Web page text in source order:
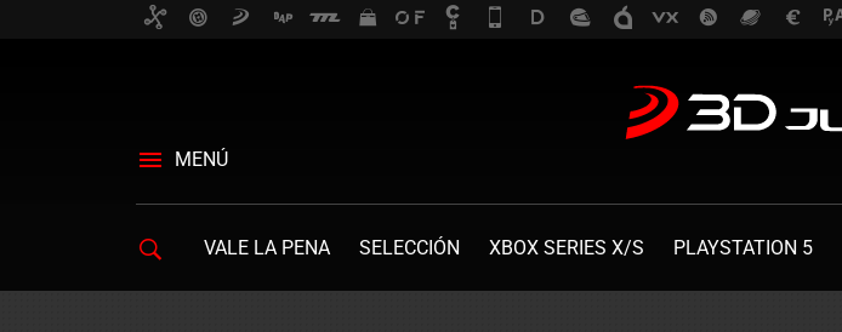
MENÚ
VALE LA PENA SELECCIÓN XBOX SERIES X/S PLAYSTATION 5